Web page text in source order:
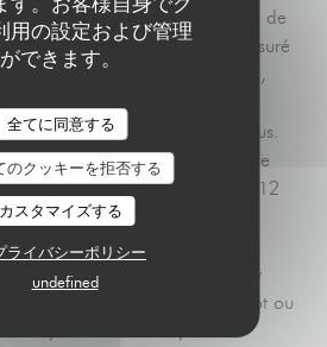
用の設定および管理
ができます。
全てに同意する
のクッキーを拒否する
カスタマイズする
ライバシーポリシー
undefined
enfin l’inauguration officielle de
Un lieu atypique et démesuré
les bidons des Strasbourgeois,
et la taille de leur porte
se veut accessible à tous.
de 1500 m2, son gigantesque
ses plafonds qui atteignent les 12
de gourmandise, géré par la
est un ovni dans le ciel
manger, bien-sûr, mais aussi y
et se retrouver après le boulot ou
oui, au fil des mois, les